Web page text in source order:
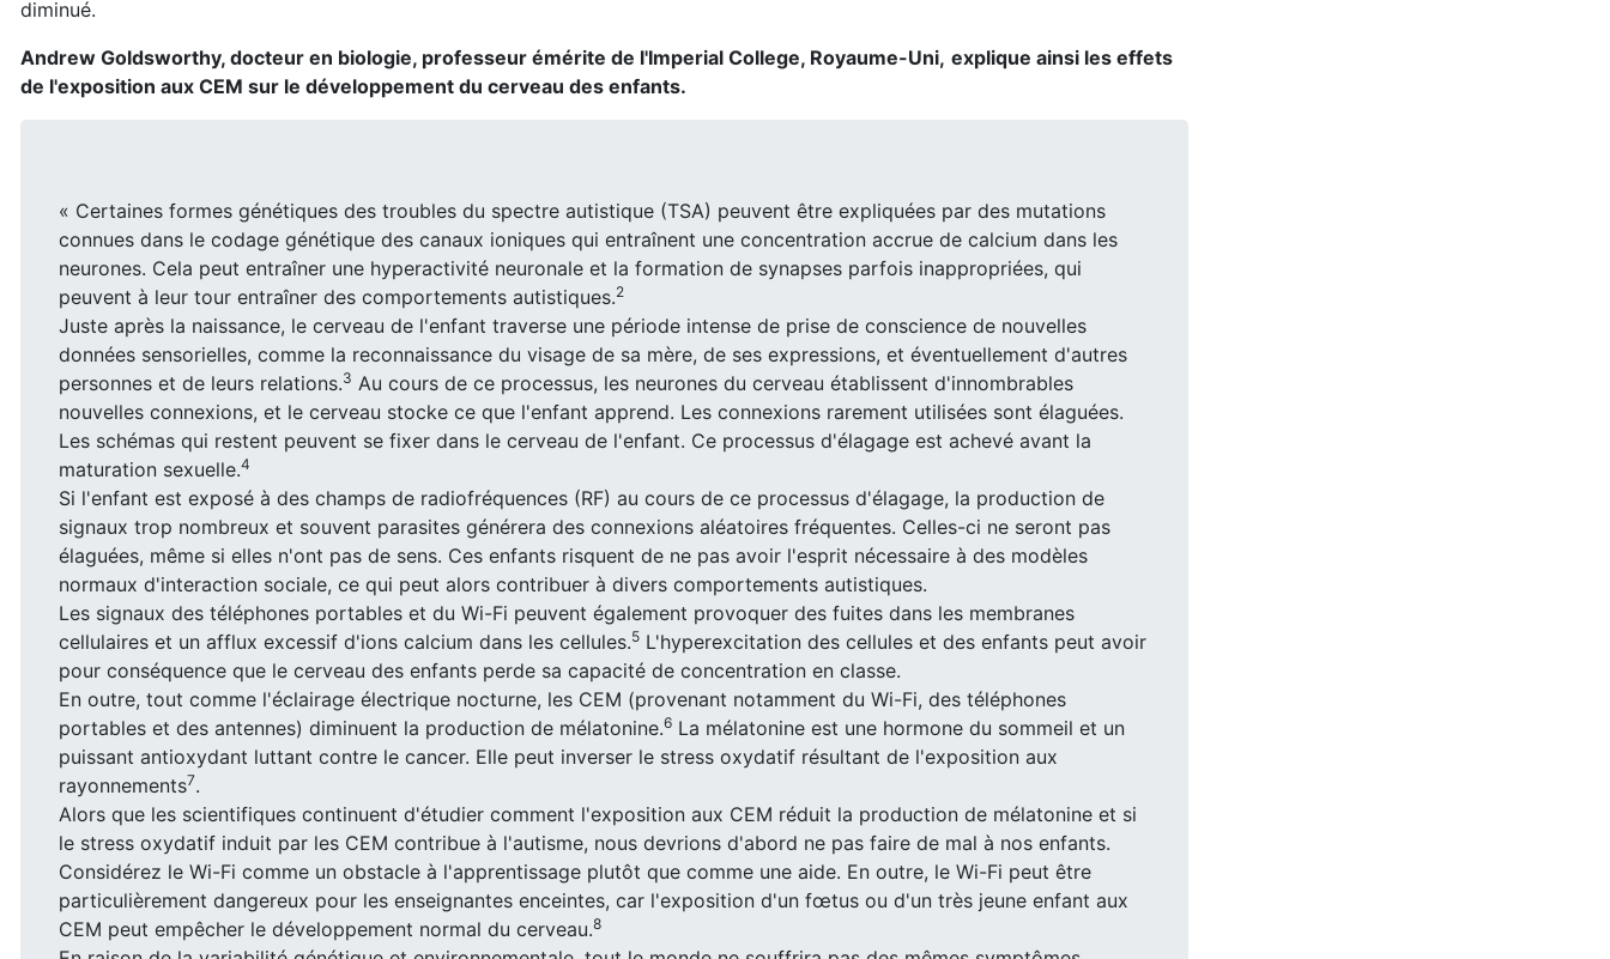
diminué.
Andrew Goldsworthy, docteur en biologie, professeur émérite de l'Imperial College, Royaume-Uni, explique ainsi les effets
de l'exposition aux CEM sur le développement du cerveau des enfants.
« Certaines formes génétiques des troubles du spectre autistique (TSA) peuvent être expliquées par des mutations
connues dans le codage génétique des canaux ioniques qui entraînent une concentration accrue de calcium dans les
neurones. Cela peut entraîner une hyperactivité neuronale et la formation de synapses parfois inappropriées, qui
peuvent à leur tour entraîner des comportements autistiques.2
Juste après la naissance, le cerveau de l'enfant traverse une période intense de prise de conscience de nouvelles
données sensorielles, comme la reconnaissance du visage de sa mère, de ses expressions, et éventuellement d'autres
personnes et de leurs relations.3 Au cours de ce processus, les neurones du cerveau établissent d'innombrables
nouvelles connexions, et le cerveau stocke ce que l'enfant apprend. Les connexions rarement utilisées sont élaguées.
Les schémas qui restent peuvent se fixer dans le cerveau de l'enfant. Ce processus d'élagage est achevé avant la
maturation sexuelle.4
Si l'enfant est exposé à des champs de radiofréquences (RF) au cours de ce processus d'élagage, la production de
signaux trop nombreux et souvent parasites générera des connexions aléatoires fréquentes. Celles-ci ne seront pas
élaguées, même si elles n'ont pas de sens. Ces enfants risquent de ne pas avoir l'esprit nécessaire à des modèles
normaux d'interaction sociale, ce qui peut alors contribuer à divers comportements autistiques.
Les signaux des téléphones portables et du Wi-Fi peuvent également provoquer des fuites dans les membranes
cellulaires et un afflux excessif d'ions calcium dans les cellules.5 L'hyperexcitation des cellules et des enfants peut avoir
pour conséquence que le cerveau des enfants perde sa capacité de concentration en classe.
En outre, tout comme l'éclairage électrique nocturne, les CEM (provenant notamment du Wi-Fi, des téléphones
portables et des antennes) diminuent la production de mélatonine.6 La mélatonine est une hormone du sommeil et un
puissant antioxydant luttant contre le cancer. Elle peut inverser le stress oxydatif résultant de l'exposition aux
rayonnements7.
Alors que les scientifiques continuent d'étudier comment l'exposition aux CEM réduit la production de mélatonine et si
le stress oxydatif induit par les CEM contribue à l'autisme, nous devrions d'abord ne pas faire de mal à nos enfants.
Considérez le Wi-Fi comme un obstacle à l'apprentissage plutôt que comme une aide. En outre, le Wi-Fi peut être
particulièrement dangereux pour les enseignantes enceintes, car l'exposition d'un fœtus ou d'un très jeune enfant aux
CEM peut empêcher le développement normal du cerveau.8